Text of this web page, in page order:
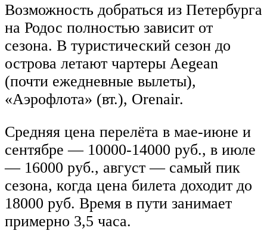
Возможность добраться из Петербурга
на Родос полностью зависит от
сезона. В туристический сезон до
острова летают чартеры Aegean
(почти ежедневные вылеты),
«Аэрофлота» (вт.), Orenair.
Средняя цена перелёта в мае-июне и
сентябре — 10000-14000 руб., в июле
— 16000 руб., август — самый пик
сезона, когда цена билета доходит до
18000 руб. Время в пути занимает
примерно 3,5 часа.